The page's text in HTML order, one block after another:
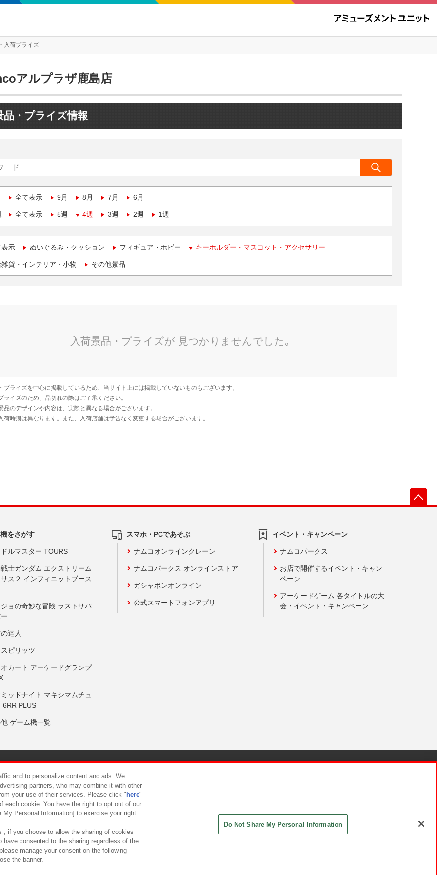
入荷プライズ
アルプラザ鹿島店
品・プライズ情報
全て表示 9月 8月 7月 6月
全て表示 5週 4週 3週 2週 1週
表示 ぬいぐるみ・クッション フィギュア・ホビー キーホルダー・マスコット・アクセサリー
貨・インテリア・小物 その他景品
をさがす
ルマスター TOURS
士ガンダム エクストリーム
ス２ インフィニットブース
ョの奇妙な冒険 ラストサバ
達人
ピリッツ
カート アーケードグランプ
ッドナイト マキシマムチュ
6RR PLUS
ゲーム機一覧
スマホ・PCであそぶ
ナムコオンラインクレーン
ナムコパークス オンラインストア
ガシャポンオンライン
公式スマートフォンアプリ
イベント・キャンペーン
ナムコパークス
お店で開催するイベント・キャン
ペーン
アーケードゲーム 各タイトルの大
会・イベント・キャンペーン
について カスタマーハラスメント対応方針
and to personalize content and ads. We
partners, who may combine it with other
your use of their services. Please click " here"
each cookie. You have the right to opt out of our
Personal Information] to exercise your right.
, if you choose to allow the sharing of cookies
have consented to the sharing regardless of the
manage your consent on the following
the banner.
Do Not Share My Personal Information